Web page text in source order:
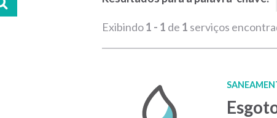
Exibindo1 - 1 de 1 serviços